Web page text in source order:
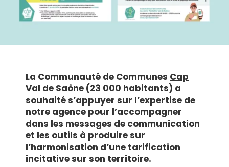
La Communauté de Communes Cap
Val de Saône (23 000 habitants) a
souhaité s’appuyer sur l’expertise de
notre agence pour l’accompagner
dans les messages de communication
et les outils à produire sur
l’harmonisation d’une tarification
incitative sur son territoire.